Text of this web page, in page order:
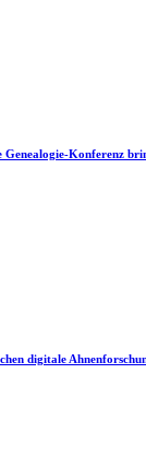
Genealogie-Konferenz
digitale